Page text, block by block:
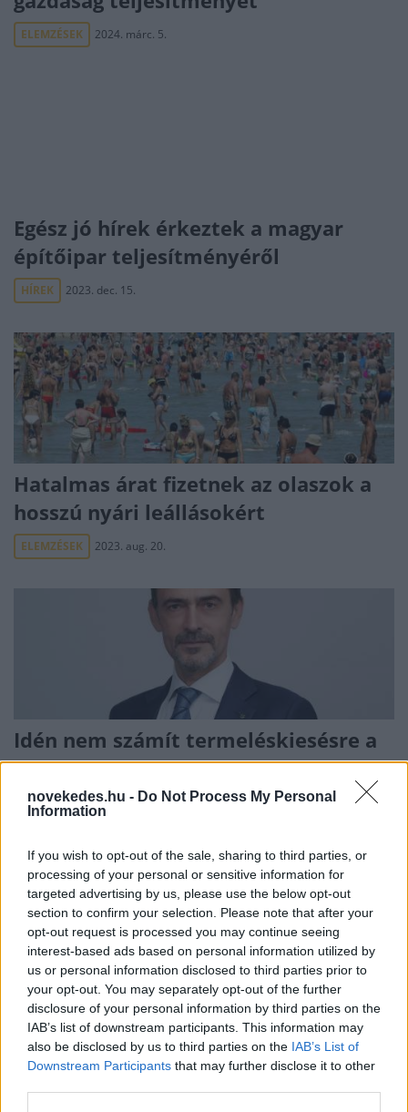
novekedes.hu - Do Not Process My Personal
Information
If you wish to opt-out of the sale, sharing to third parties, or
processing of your personal or sensitive information for
targeted advertising by us, please use the below opt-out
section to confirm your selection. Please note that after your
opt-out request is processed you may continue seeing
interest-based ads based on personal information utilized by
us or personal information disclosed to third parties prior to
your opt-out. You may separately opt-out of the further
disclosure of your personal information by third parties on the
IAB’s list of downstream participants. This information may
also be disclosed by us to third parties on the IAB’s List of
Downstream Participants that may further disclose it to other
ELEMZÉSEK 2024. márc. 5.
Egész jó hírek érkeztek a magyar
építőipar teljesítményéről
HÍREK 2023. dec. 15.
Hatalmas árat fizetnek az olaszok a
hosszú nyári leállásokért
ELEMZÉSEK 2023. aug. 20.
Idén nem számít termeléskiesésre a
Magyar Suzuki – nehéz éven van túl a
hazai autógyár
NAK: A magyar meggy nagy részét
németek veszik meg